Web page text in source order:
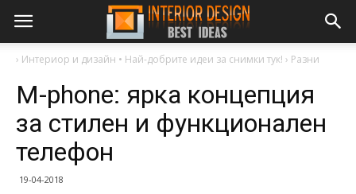
› Интериор и дизайн • Най-добрите идеи за снимки тук! › Разни
M-phone: ярка концепция
за стилен и функционален
телефон
19-04-2018